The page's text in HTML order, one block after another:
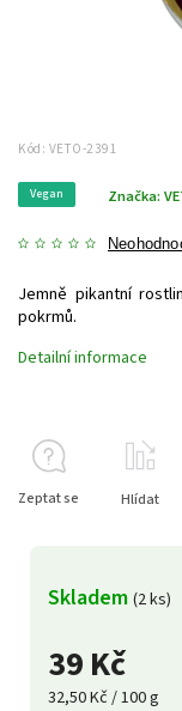
Kód: VETO-2391
Vegan Značka:
39 Kč
32,50 Kč / 100 g
Skladem (2 ks)
Jemně pikantní
pokrmů.
Detailní informace
Zeptat se Hlídat